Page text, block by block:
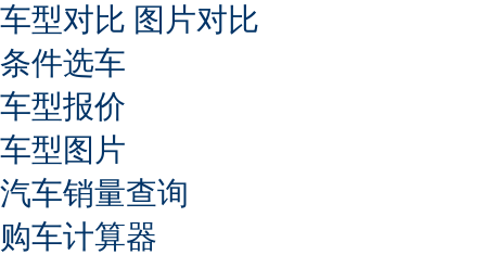
车型对比 图片对比
条件选车
车型报价
车型图片
汽车销量查询
购车计算器